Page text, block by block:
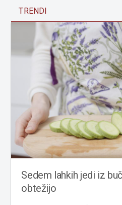
TRENDI
Sedem lahkih jedi iz
obtežijo